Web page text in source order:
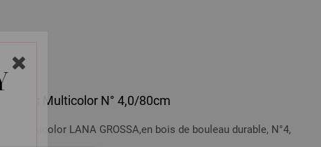
bois Multicolor N° 4,0/80cm
Multicolor LANA GROSSA,en bois de bouleau durable, N°4,